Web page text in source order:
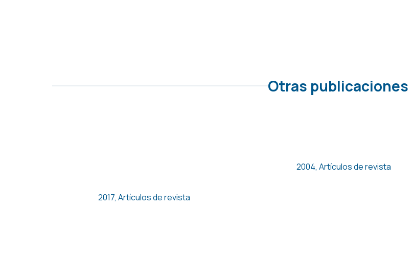
Otras publicaciones
2017, Artículos de revista
2004, Artículos de revista